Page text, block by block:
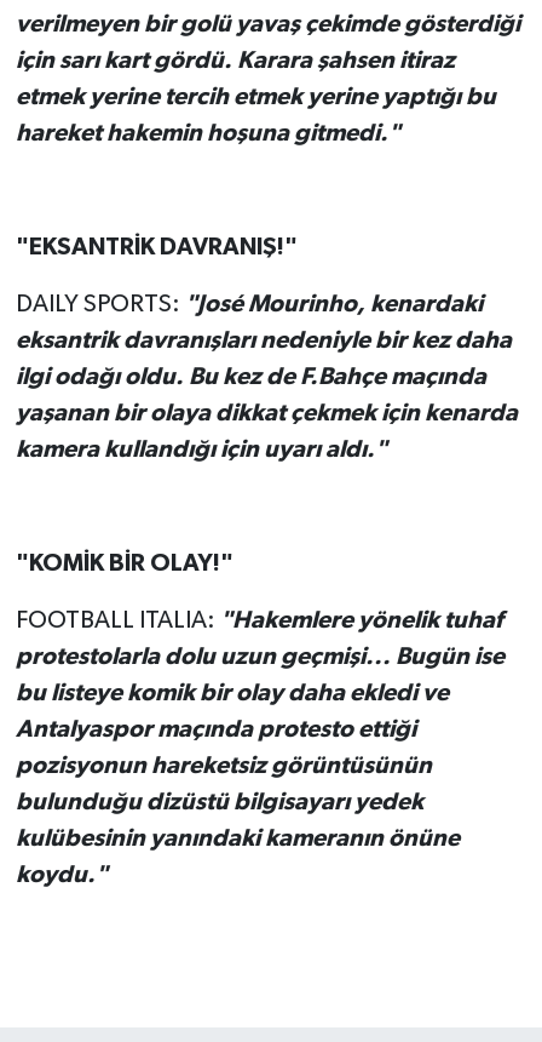
verilmeyen bir golü yavaş çekimde gösterdiği
için sarı kart gördü. Karara şahsen itiraz
etmek yerine tercih etmek yerine yaptığı bu
hareket hakemin hoşuna gitmedi."
"EKSANTRİK DAVRANIŞ!"
DAILY SPORTS: "José Mourinho, kenardaki
eksantrik davranışları nedeniyle bir kez daha
ilgi odağı oldu. Bu kez de F.Bahçe maçında
yaşanan bir olaya dikkat çekmek için kenarda
kamera kullandığı için uyarı aldı."
"KOMİK BİR OLAY!"
FOOTBALL ITALIA: "Hakemlere yönelik tuhaf
protestolarla dolu uzun geçmişi... Bugün ise
bu listeye komik bir olay daha ekledi ve
Antalyaspor maçında protesto ettiği
pozisyonun hareketsiz görüntüsünün
bulunduğu dizüstü bilgisayarı yedek
kulübesinin yanındaki kameranın önüne
koydu."